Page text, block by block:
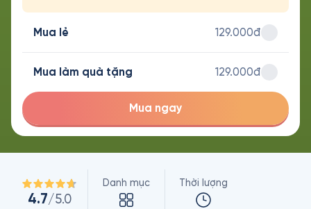
Mua lẻ 129.000đ
Mua làm quà tặng 129.000đ
Mua ngay
4.7/5.0
Danh mục Thời lượng